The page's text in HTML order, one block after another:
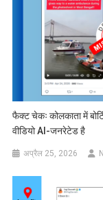
फैक्ट चेकः कोलकाता में
वीडियो AI-जनरेटेड है
अप्रैल 25, 2026